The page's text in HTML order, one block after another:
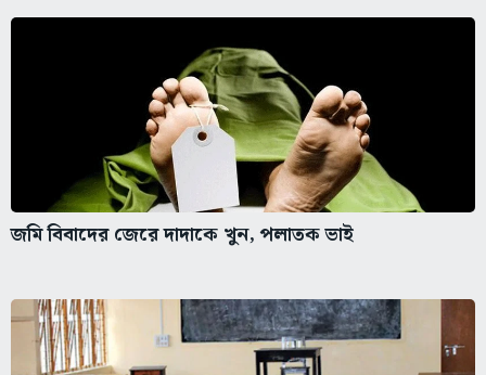
জমি বিবাদের জেরে দাদাকে খুন, পলাতক ভাই